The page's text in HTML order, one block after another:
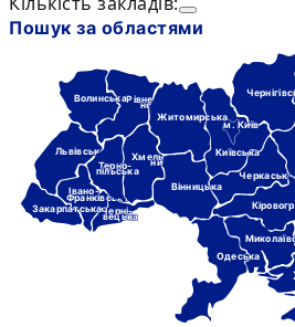
Пошук за областями
Черкаська
Черні-
вецька
Івано-
Франківська
Хмель-
ницька
Київська
м. Київ
Львівська
Одеська
Рівне-
нська
Терно-
пільська
Вінницька
Волинська
Закарпатська
Житомирська